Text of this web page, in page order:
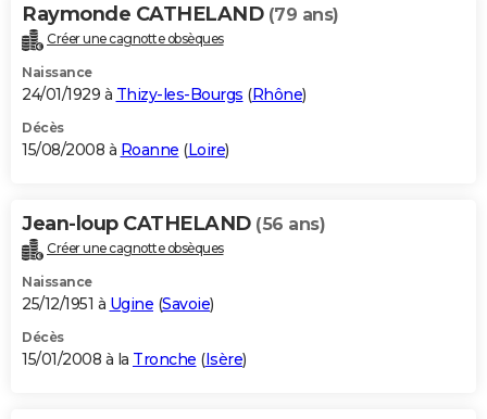
Raymonde CATHELAND (79 ans)
Créer une cagnotte obsèques
Naissance
24/01/1929 à Thizy-les-Bourgs (Rhône)
Décès
15/08/2008 à Roanne (Loire)
Jean-loup CATHELAND (56 ans)
Créer une cagnotte obsèques
Naissance
25/12/1951 à Ugine (Savoie)
Décès
15/01/2008 à la Tronche (Isère)